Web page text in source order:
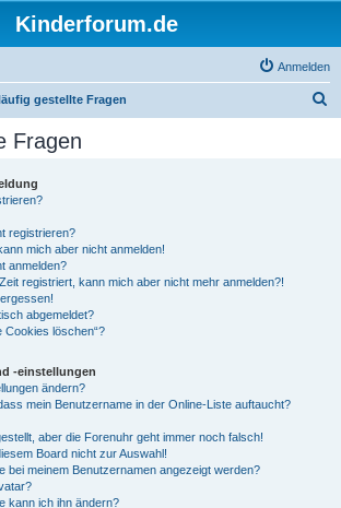
Kinderforum.de
Anmelden
gestellte Fragen
Fragen
registrieren?
mich aber nicht anmelden!
anmelden?
registriert, kann mich aber nicht mehr anmelden?!
abgemeldet?
Cookies löschen“?
-einstellungen
ändern?
mein Benutzername in der Online-Liste auftaucht?
aber die Forenuhr geht immer noch falsch!
Board nicht zur Auswahl!
bei meinem Benutzernamen angezeigt werden?
kann ich ihn ändern?